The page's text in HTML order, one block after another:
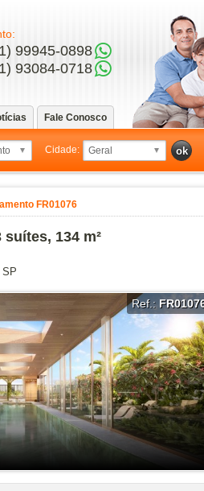
99945-0898
93084-0718
Fale Conosco
Cidade:
FR01076
134 m²
SP
Ref.: